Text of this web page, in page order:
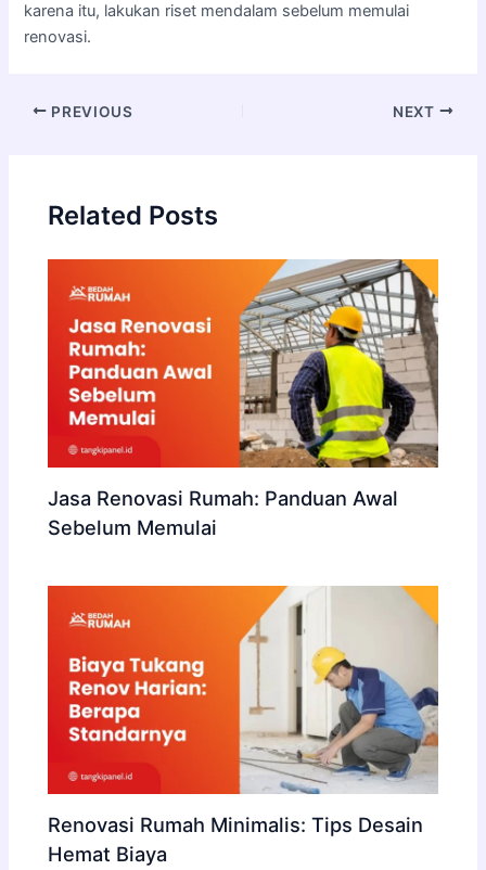
karena itu, lakukan riset mendalam sebelum memulai
renovasi.
PREVIOUS NEXT
Related Posts
Jasa Renovasi Rumah: Panduan Awal
Sebelum Memulai
Renovasi Rumah Minimalis: Tips Desain
Hemat Biaya